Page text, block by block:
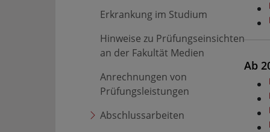
Erkrankung im Studium
Hinweise zu Prüfungseinsichten
an der Fakultät Medien
Anrechnungen von
Prüfungsleistungen
Abschlussarbeiten
Ab